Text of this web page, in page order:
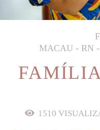
MACAU - RN
1510